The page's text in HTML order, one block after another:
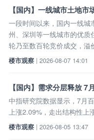
【国内】一线城市土地市
一段时间以来，国内一线
州、深圳等一线城市的优
轮乃至数百轮竞价成交，溢
楼市观察 | 2026-08-07 14:01
【国内】需求分层释放 7
中指研究院数据显示，7月
上涨2.09%，走出结构性上
楼市观察 | 2026-08-05 13:47